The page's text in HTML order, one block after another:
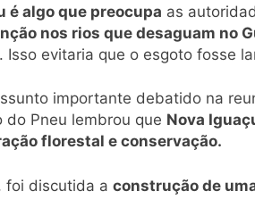
é algo que preocupa as
nos rios que desaguam no
Isso evitaria que o esgoto fosse
importante debatido na
do Pneu lembrou que Nova
florestal e conservação.
foi discutida a construção de